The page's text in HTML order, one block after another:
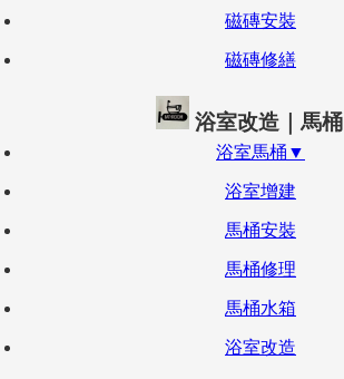
磁磚安裝
磁磚修繕
浴室改造｜馬桶
浴室馬桶▼
浴室增建
馬桶安裝
馬桶修理
馬桶水箱
浴室改造